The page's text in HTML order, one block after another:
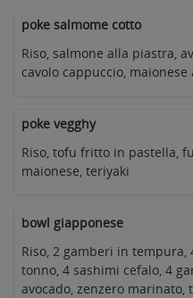
poke salmome cotto
Riso, salmone alla piastra,
cavolo cappuccio, maionese
poke vegghy
Riso, tofu fritto in pastella,
maionese, teriyaki
bowl giapponese
Riso, 2 gamberi in
tonno, 4 sashimi cefalo, 4
avocado, zenzero marinato,